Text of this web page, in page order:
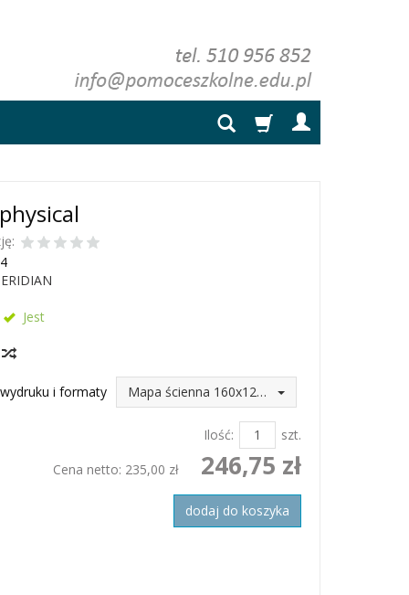
Jest
i formaty Mapa ścienna 160x120 (246,75 zł)
Ilość:
szt.
Cena netto: 235,00 zł 246,75 zł
dodaj do koszyka